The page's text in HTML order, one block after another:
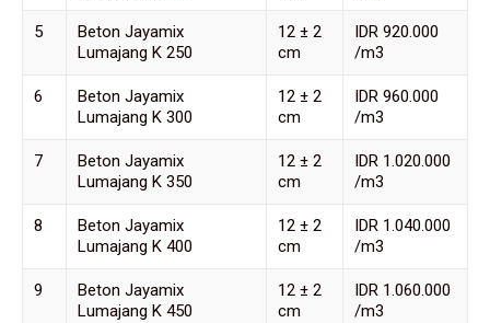
5
Beton Jayamix
Lumajang K 250
12 ± 2
cm
IDR 920.000
/m3
6
Beton Jayamix
Lumajang K 300
12 ± 2
cm
IDR 960.000
/m3
7
Beton Jayamix
Lumajang K 350
12 ± 2
cm
IDR 1.020.000
/m3
8
Beton Jayamix
Lumajang K 400
12 ± 2
cm
IDR 1.040.000
/m3
9
Beton Jayamix
Lumajang K 450
12 ± 2
cm
IDR 1.060.000
/m3